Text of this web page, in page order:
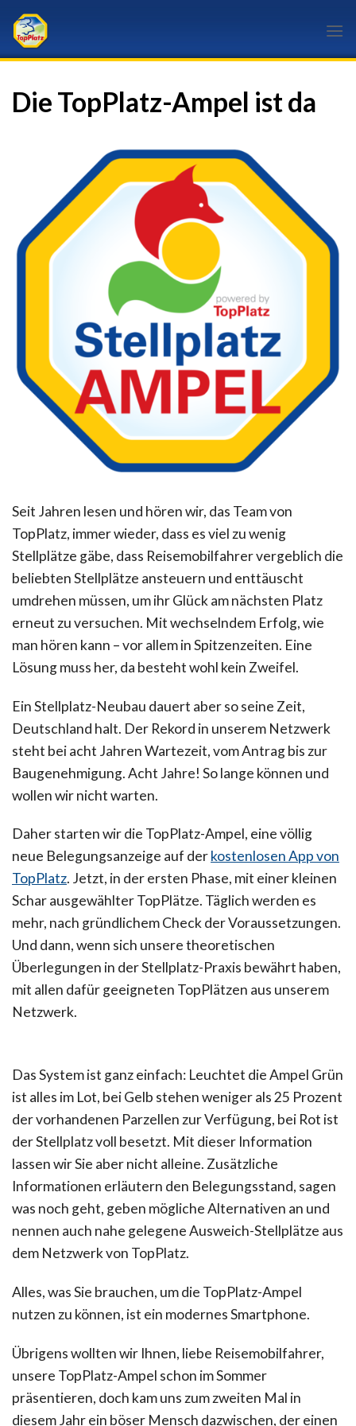
content
Die TopPlatz-Ampel ist da
Seit Jahren lesen und hören wir, das Team von
TopPlatz, immer wieder, dass es viel zu wenig
Stellplätze gäbe, dass Reisemobilfahrer vergeblich die
beliebten Stellplätze ansteuern und enttäuscht
umdrehen müssen, um ihr Glück am nächsten Platz
erneut zu versuchen. Mit wechselndem Erfolg, wie
man hören kann – vor allem in Spitzenzeiten. Eine
Lösung muss her, da besteht wohl kein Zweifel.
Ein Stellplatz-Neubau dauert aber so seine Zeit,
Deutschland halt. Der Rekord in unserem Netzwerk
steht bei acht Jahren Wartezeit, vom Antrag bis zur
Baugenehmigung. Acht Jahre! So lange können und
wollen wir nicht warten.
Daher starten wir die TopPlatz-Ampel, eine völlig
neue Belegungsanzeige auf derkostenlosen App von
TopPlatz. Jetzt, in der ersten Phase, mit einer kleinen
Schar ausgewählter TopPlätze. Täglich werden es
mehr, nach gründlichem Check der Voraussetzungen.
Und dann, wenn sich unsere theoretischen
Überlegungen in der Stellplatz-Praxis bewährt haben,
mit allen dafür geeigneten TopPlätzen aus unserem
Netzwerk.
Das System ist ganz einfach: Leuchtet die Ampel Grün
ist alles im Lot, bei Gelb stehen weniger als 25 Prozent
der vorhandenen Parzellen zur Verfügung, bei Rot ist
der Stellplatz voll besetzt. Mit dieser Information
lassen wir Sie aber nicht alleine. Zusätzliche
Informationen erläutern den Belegungsstand, sagen
was noch geht, geben mögliche Alternativen an und
nennen auch nahe gelegene Ausweich-Stellplätze aus
dem Netzwerk von TopPlatz.
Alles, was Sie brauchen, um die TopPlatz-Ampel
nutzen zu können, ist ein modernes Smartphone.
Übrigens wollten wir Ihnen, liebe Reisemobilfahrer,
unsere TopPlatz-Ampel schon im Sommer
präsentieren, doch kam uns zum zweiten Mal in
diesem Jahr ein böser Mensch dazwischen, der einen